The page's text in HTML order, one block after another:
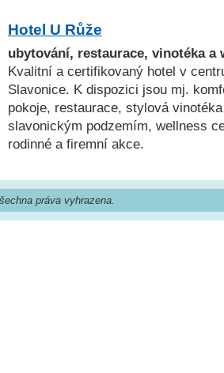
Hotel U Růže
ubytování, restaurace, vinotéka a
Kvalitní a certifikovaný hotel v
Slavonice. K dispozici jsou mj.
pokoje, restaurace, stylová
slavonickým podzemím, wellness
rodinné a firemní akce.
práva vyhrazena.